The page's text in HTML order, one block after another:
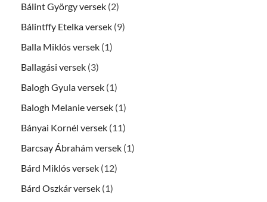
Bálint György versek (2)
Bálintffy Etelka versek (9)
Balla Miklós versek (1)
Ballagási versek (3)
Balogh Gyula versek (1)
Balogh Melanie versek (1)
Bányai Kornél versek (11)
Barcsay Ábrahám versek (1)
Bárd Miklós versek (12)
Bárd Oszkár versek (1)